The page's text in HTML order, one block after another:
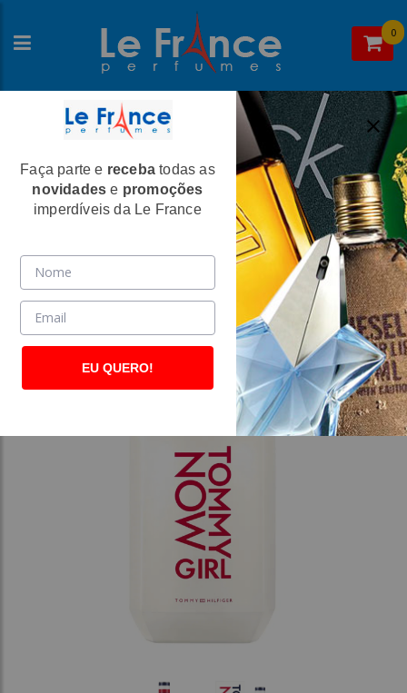
0
Home>Tommy Hilfiger>Perfumes Femininos
Tommy Girl Now Feminino Eau De
Toilette - Tommy Hilfiger
(2705)
Faça parte e receba todas as
novidades e promoções
imperdíveis da Le France
EU QUERO!